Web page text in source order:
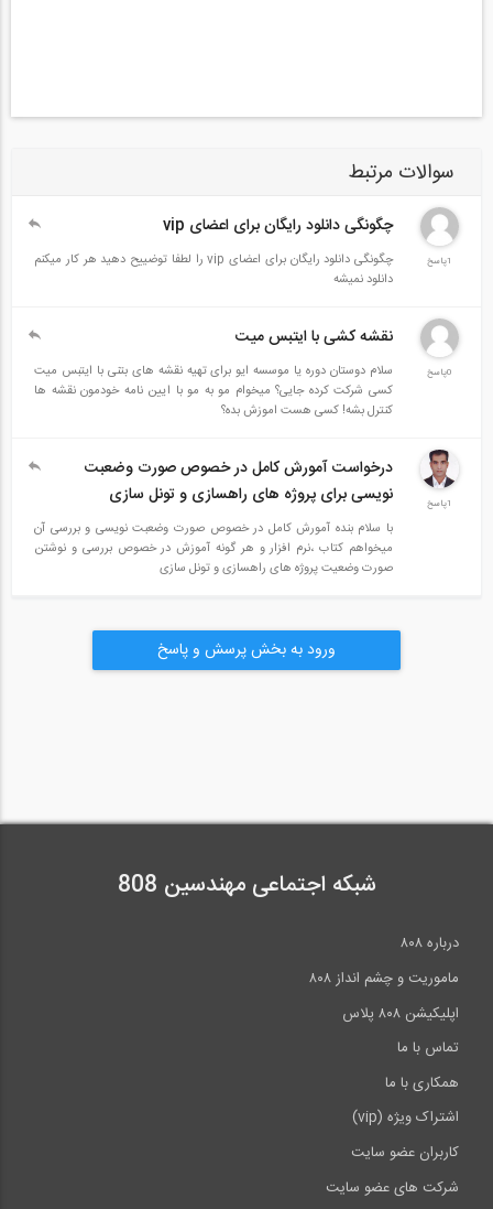
سوالات مرتبط
1پاسخ
چگونگی دانلود رایگان برای اعضای vip
چگونگی دانلود رایگان برای اعضای vip را لطفا توضییح دهید هر کار میکنم
دانلود نمیشه
0پاسخ
نقشه کشی با ایتبس میت
سلام دوستان دوره یا موسسه ایو برای تهیه نقشه های بتنی با ایتبس میت
کسی شرکت کرده جایی؟ میخوام مو به مو با ایین نامه خودمون نقشه ها
کنترل بشه! کسی هست اموزش بده؟
1پاسخ
درخواست آمورش کامل در خصوص صورت وضعبت
نویسی برای پروژه های راهسازی و تونل سازی
با سلام بنده آمورش کامل در خصوص صورت وضعبت نویسی و بررسی آن
میخواهم کتاب ،نرم افزار و هر گونه آموزش در خصوص بررسی و نوشتن
صورت وضعیت پروژه های راهسازی و تونل سازی
ورود به بخش پرسش و پاسخ
شبکه اجتماعی مهندسین 808
درباره ۸۰۸
ماموریت و چشم انداز ۸۰۸
اپلیکیشن ۸۰۸ پلاس
تماس با ما
همکاری با ما
اشتراک ویژه (vip)
کاربران عضو سایت
شرکت های عضو سایت